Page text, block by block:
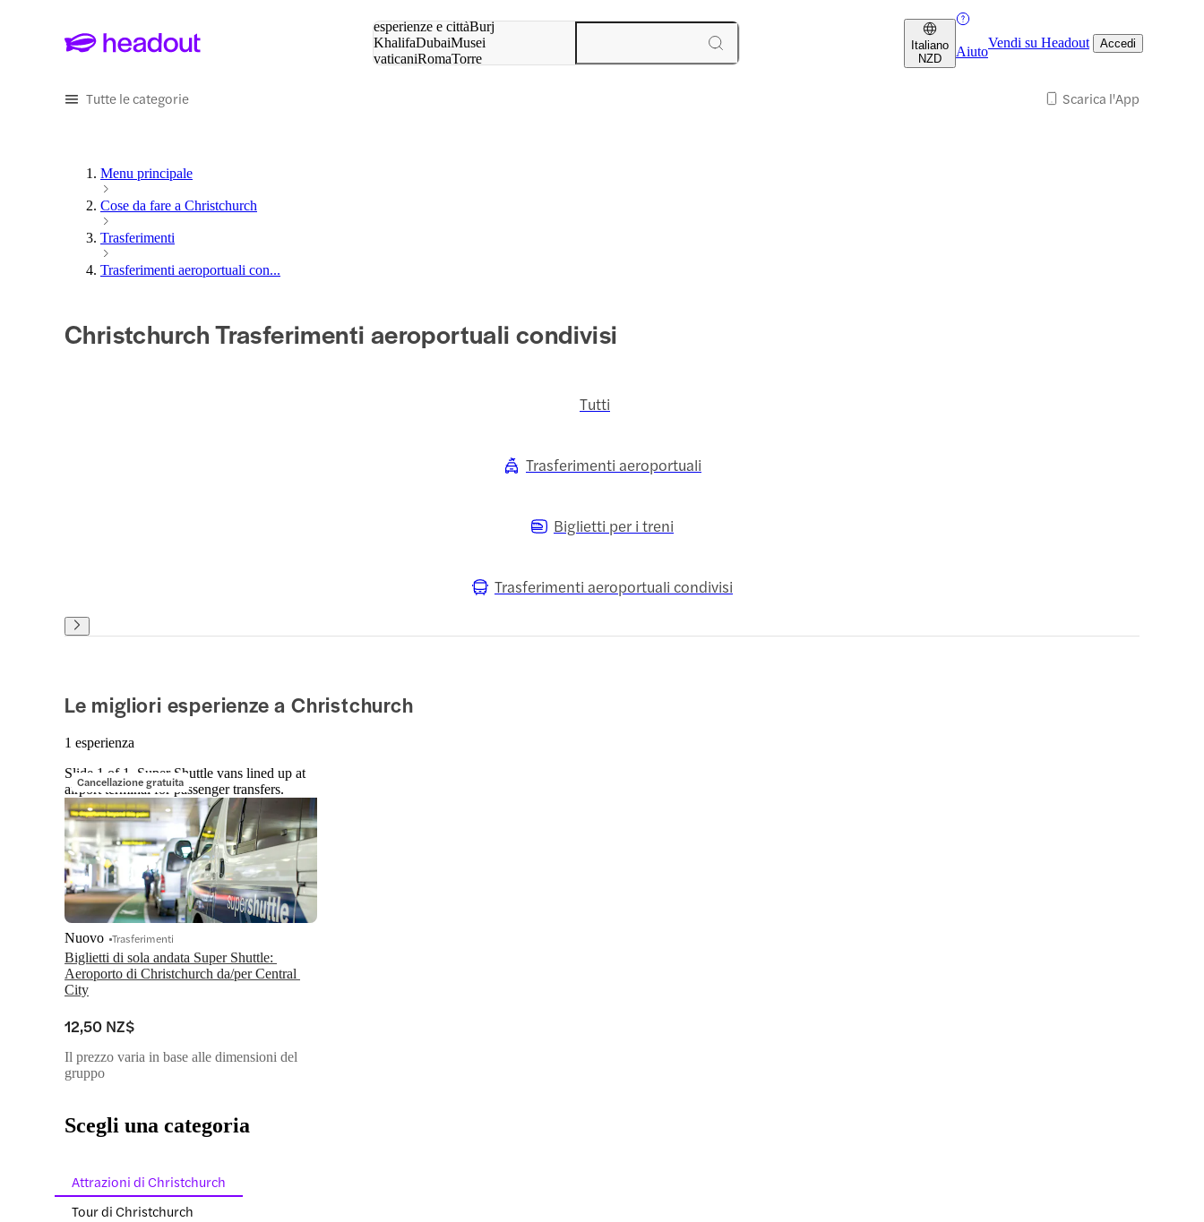
esperienze e cittàBurj
KhalifaDubaiMusei
vaticaniRomaTorre
Italiano
NZD
Aiuto
Vendi su Headout Accedi
Tutte le categorie Scarica l'App
Menu principale
Cose da fare a Christchurch
Trasferimenti
Trasferimenti aeroportuali con...
Christchurch Trasferimenti aeroportuali condivisi
Tutti
Trasferimenti aeroportuali
Biglietti per i treni
Trasferimenti aeroportuali condivisi
Le migliori esperienze a Christchurch
1 esperienza
Cancellazione gratuita
Slide 1 of 1, Super Shuttle vans lined up at
airport terminal for passenger transfers.
Biglietti di sola andata Super Shuttle:
Aeroporto di Christchurch da/per Central
City
Nuovo Trasferimenti
12,50 NZ$
Il prezzo varia in base alle dimensioni del
gruppo
Scegli una categoria
Attrazioni di Christchurch
Tour di Christchurch